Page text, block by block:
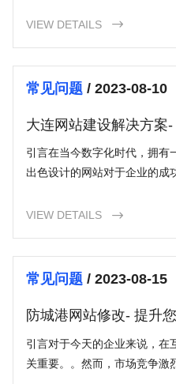
VIEW DETAILS 
常见问题/ 2023-08-10
大连网站建设解决方案
引言在当今数字化时代，拥有
出色设计的网站对于企业的成
VIEW DETAILS 
常见问题/ 2023-08-15
防城港网站修改- 提升
引言对于今天的企业来说，在
关重要。。然而，市场竞争激